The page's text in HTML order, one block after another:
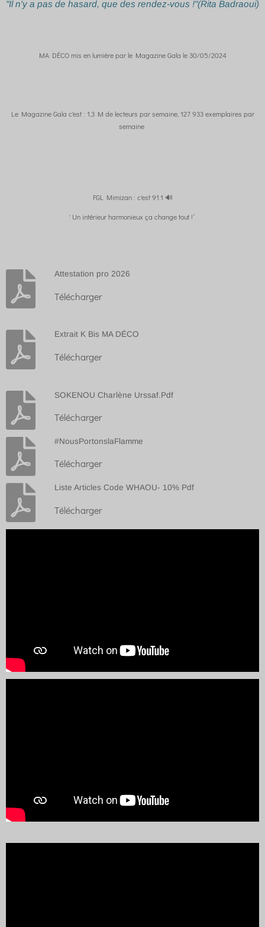
"Il n'y a pas de hasard, que des rendez-vous !"(Rita Badraoui)
MA DÉCO mis en lumière par le Magazine Gala le 30/05/2024
Le Magazine Gala c'est : 1,3 M de lecteurs par semaine, 127 933 exemplaires par
semaine
FGL Mimizan : c'est 91.1 🔊
' Un intérieur harmonieux ça change tout !´
Attestation pro 2026
Télécharger
Extrait K Bis MA DÉCO
Télécharger
SOKENOU Charlène Urssaf.Pdf
Télécharger
#NousPortonslaFlamme
Télécharger
Liste Articles Code WHAOU- 10% Pdf
Télécharger